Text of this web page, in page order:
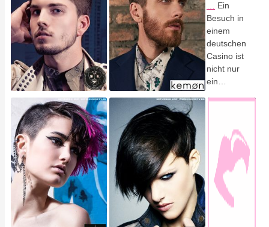
Ein
Besuch in
einem
deutschen
Casino ist
nicht nur
ein…